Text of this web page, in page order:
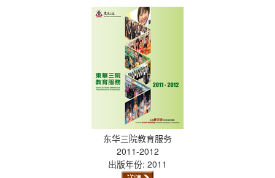
东华三院教育服务
2011-2012
出版年份: 2011